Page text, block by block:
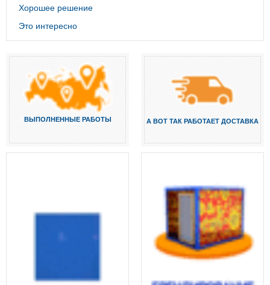
Хорошее решение
Это интересно
ВЫПОЛНЕННЫЕ РАБОТЫ А ВОТ ТАК РАБОТАЕТ ДОСТАВКА